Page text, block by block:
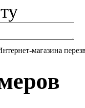
магазина